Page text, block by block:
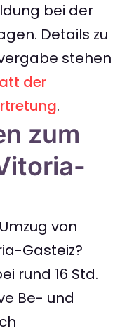
bei der
Details zu
stehen
der
.
zum
von
Gasteiz?
rund 16 Std.
Be- und